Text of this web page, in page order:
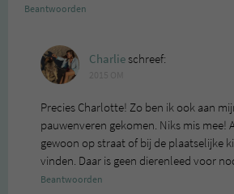
Beantwoorden
Charlieschreef:
Precies Charlotte! Zo ben ik ook aan
pauwenveren gekomen. Niks mis mee!
gewoon op straat of bij de plaatselijke
vinden. Daar is geen dierenleed voor
Beantwoorden